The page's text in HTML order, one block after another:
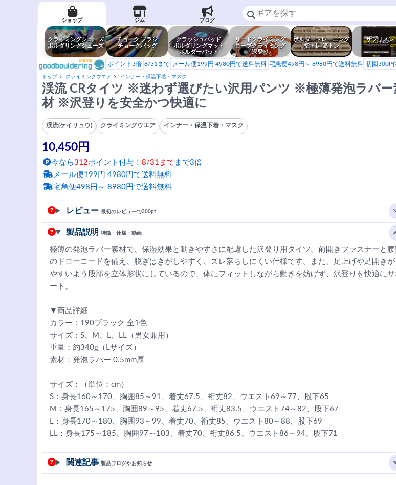
ショップ ジム ブログ
クライミングシューズ
ボルダリングシューズ
チョーク ブラシ
チョークバッグ
クラッシュパッド
ボルダリングマット
ボルダーパッド
リードクライミング
ロープクライミング
沢登り
ボルダートレーニング
指トレ 筋トレ
サプリメン
ポイント3倍 8/31まで メール便199円 4980円で送料無料 宅急便498円～ 8980円で送料無料 初回300P
トップ クライミングウエア インナー・保温下着・マスク
渓流 CRタイツ ※迷わず選びたい沢用パンツ ※極薄発泡ラバー
材 ※沢登りを安全かつ快適に
渓流(ケイリュウ) クライミングウエア インナー・保温下着・マスク
10,450円
今なら312ポイント付与！ 8/31まで まで3倍
メール便199円 4980円で送料無料
宅急便498円～ 8980円で送料無料
レビュー 最初のレビューで300pt
製品説明 特徴・仕様・動画
極薄の発泡ラバー素材で、保湿効果と動きやすさに配慮した沢登り用タイツ。前開きファスナーと腰
のドローコードを備え、脱ぎはきがしやすく、ズレ落ちしにくい仕様です。また、足上げや足開きが
やすいよう股部を立体形状にしているので、体にフィットしながら動きを妨げず、沢登りを快適にサ
ート。
▼商品詳細
カラー：190ブラック 全1色
サイズ：S、M、L、LL（男女兼用）
重量：約340g（Lサイズ）
素材：発泡ラバー 0.5mm厚
サイズ：（単位：cm）
S：身長160～170、胸囲85～91、着丈67.5、裄丈82、ウエスト69～77、股下65
M：身長165～175、胸囲89～95、着丈67.5、裄丈83.5、ウエスト74～82、股下67
L：身長170～180、胸囲93～99、着丈70、裄丈85、ウエスト80～88、股下69
LL：身長175～185、胸囲97～103、着丈70、裄丈86.5、ウエスト86～94、股下71
関連記事 製品ブログやお知らせ